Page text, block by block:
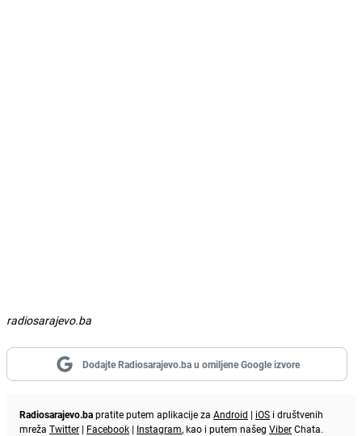
radiosarajevo.ba
Dodajte Radiosarajevo.ba u omiljene Google izvore
Radiosarajevo.bapratite putem aplikacije za Android | iOS i društvenih
mreža Twitter | Facebook | Instagram, kao i putem našeg ViberChata.